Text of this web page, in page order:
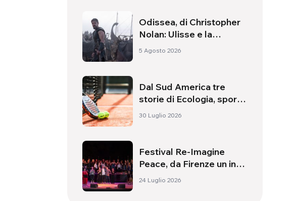
Odissea, di Christopher
Nolan: Ulisse e la
necessità di un’alba
5 Agosto 2026
Dal Sud America tre
storie di Ecologia, sport
e salute
30 Luglio 2026
Festival Re-Imagine
Peace, da Firenze un inno
alla pace
24 Luglio 2026